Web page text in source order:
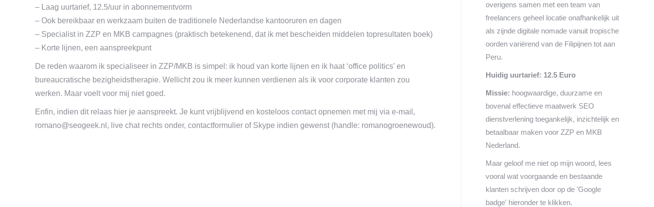
– Laag uurtarief, 12.5/uur in abonnementvorm
– Ook bereikbaar en werkzaam buiten de traditionele Nederlandse kantooruren en dagen
– Specialist in ZZP en MKB campagnes (praktisch betekenend, dat ik met bescheiden middelen topresultaten boek)
– Korte lijnen, een aanspreekpunt
De reden waarom ik specialiseer in ZZP/MKB is simpel: ik houd van korte lijnen en ik haat ‘office politics’ en
bureaucratische bezigheidstherapie. Wellicht zou ik meer kunnen verdienen als ik voor corporate klanten zou
werken. Maar voelt voor mij niet goed.
Enfin, indien dit relaas hier je aanspreekt. Je kunt vrijblijvend en kosteloos contact opnemen met mij via e-mail,
romano@seogeek.nl , live chat rechts onder, contactformulier of Skype indien gewenst (handle: romanogroenewoud).
overigens samen met een team van
freelancers geheel locatie onafhankelijk uit
als zijnde digitale nomade vanuit tropische
oorden variërend van de Filipijnen tot aan
Peru.
Huidig uurtarief: 12.5 Euro
Missie: hoogwaardige, duurzame en
bovenal effectieve maatwerk SEO
dienstverlening toegankelijk, inzichtelijk en
betaalbaar maken voor ZZP en MKB
Nederland.
Maar geloof me niet op mijn woord, lees
vooral wat voorgaande en bestaande
klanten schrijven door op de 'Google
badge' hieronder te klikken.